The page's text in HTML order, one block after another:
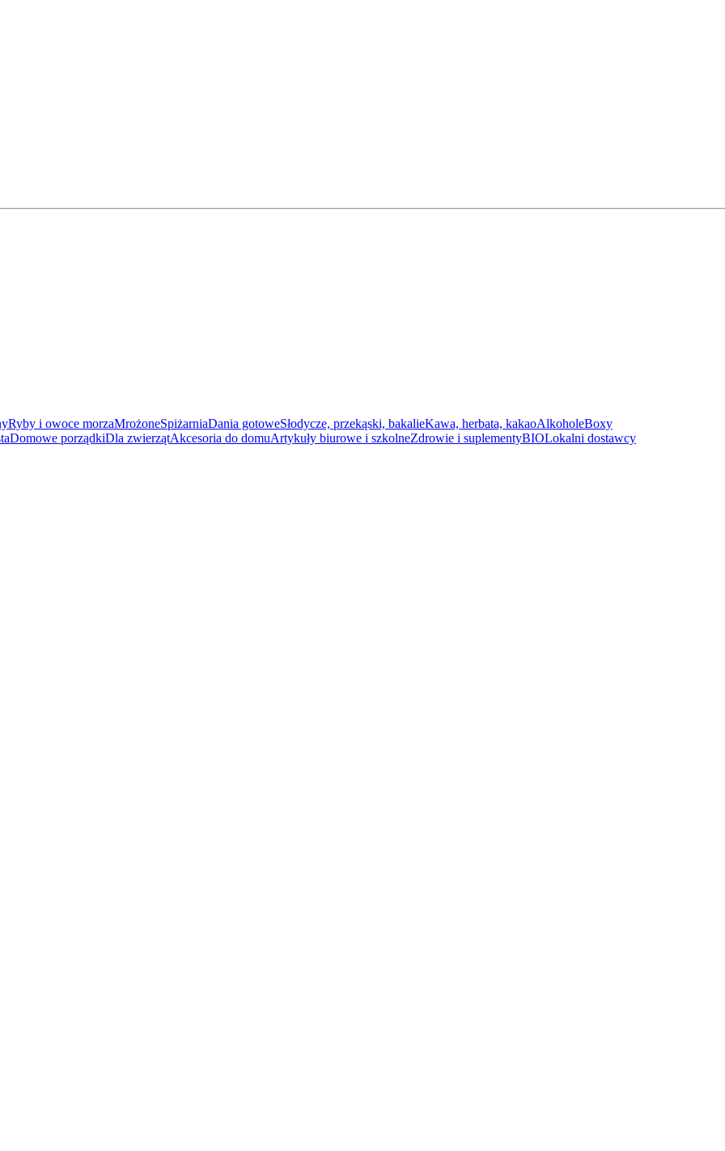
Ryby i owoce morzaMrożoneSpiżarniaDania gotoweSłodycze, przekąski, bakalieKawa, herbata, kakaoAlkoholeBoxy
Domowe porządkiDla zwierzątAkcesoria do domuArtykuły biurowe i szkolneZdrowie i suplementyBIOLokalni dostawcy